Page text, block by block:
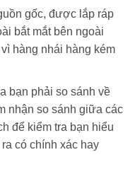
gốc, được lắp ráp
bắt mắt bên ngoài
hàng nhái hàng kém
bạn phải so sánh về
nhận so sánh giữa các
để kiểm tra bạn hiểu
có chính xác hay